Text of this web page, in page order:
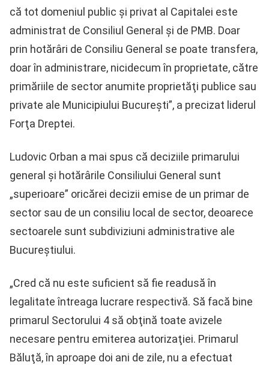
că tot domeniul public şi privat al Capitalei este
administrat de Consiliul General şi de PMB. Doar
prin hotărâri de Consiliu General se poate transfera,
doar în administrare, nicidecum în proprietate, către
primăriile de sector anumite proprietăţi publice sau
private ale Municipiului Bucureşti”, a precizat liderul
Forţa Dreptei.
Ludovic Orban a mai spus că deciziile primarului
general şi hotărârile Consiliului General sunt
„superioare” oricărei decizii emise de un primar de
sector sau de un consiliu local de sector, deoarece
sectoarele sunt subdiviziuni administrative ale
Bucureştiului.
„Cred că nu este suficient să fie readusă în
legalitate întreaga lucrare respectivă. Să facă bine
primarul Sectorului 4 să obţină toate avizele
necesare pentru emiterea autorizaţiei. Primarul
Băluţă, în aproape doi ani de zile, nu a efectuat